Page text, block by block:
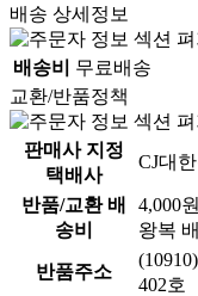
배송 상세정보
배송비
무료배송
교환/반품정책
판매사 지정
택배사
CJ대
반품/교환 배
송비
4,000
왕복
반품주소
402호